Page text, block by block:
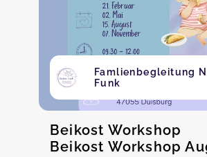
Famlienbegleitung
Funk
Beikost Workshop
Beikost Workshop